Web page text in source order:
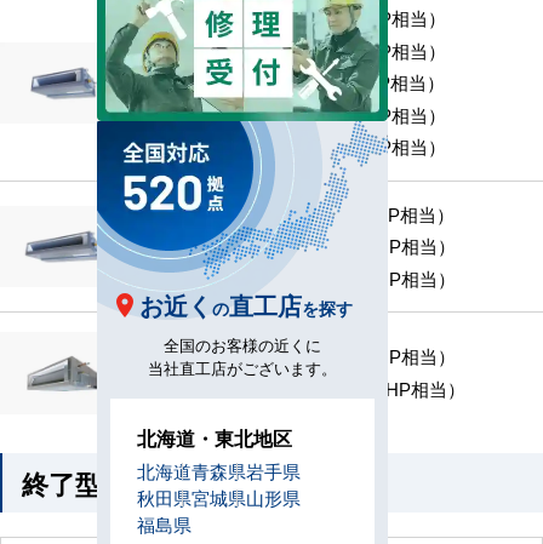
MMD-UP451H （1.7 HP相当）
MMD-UP561H （2.0 HP相当）
MMD-UP711H （2.5 HP相当）
MMD-UP801H （3.0 HP相当）
MMD-UP901H （3.2 HP相当）
MMD-UP1121H （4.0 HP相当）
MMD-UP1401H （5.0 HP相当）
MMD-UP1601H （6.0 HP相当）
MMD-UP2242H （8.0 HP相当）
MMD-UP2802H （10.0 HP相当）
終了型番
お近く の直工店を探す
全国のお客様の近くに
当社直工店がございます。
北海道・東北地区
北海道青森県岩手県
秋田県宮城県山形県
福島県